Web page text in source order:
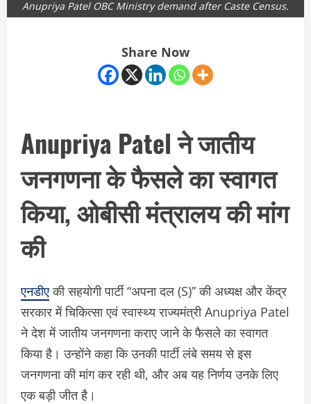
Anupriya Patel OBC Ministry demand after Caste Census.
Share Now
Anupriya Patel ने जातीय
जनगणना के फैसले का स्वागत
किया, ओबीसी मंत्रालय की मांग
की
एनडीएकी सहयोगी पार्टी “अपना दल (S)” की अध्यक्ष और केंद्र
सरकार में चिकित्सा एवं स्वास्थ्य राज्यमंत्री Anupriya Patel
ने देश में जातीय जनगणना कराए जाने के फैसले का स्वागत
किया है। उन्होंने कहा कि उनकी पार्टी लंबे समय से इस
जनगणना की मांग कर रही थी, और अब यह निर्णय उनके लिए
एक बड़ी जीत है।